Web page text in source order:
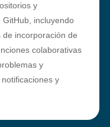
y
incluyendo
incorporación de
colaborativas
y
y